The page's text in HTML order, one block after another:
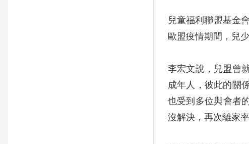
兒童福利聯盟基金
歐盟疫情期間，兒
李宏文說，兒盟曾
成年人，彼此的關
也受到多位與會者
沒解決，再次離家